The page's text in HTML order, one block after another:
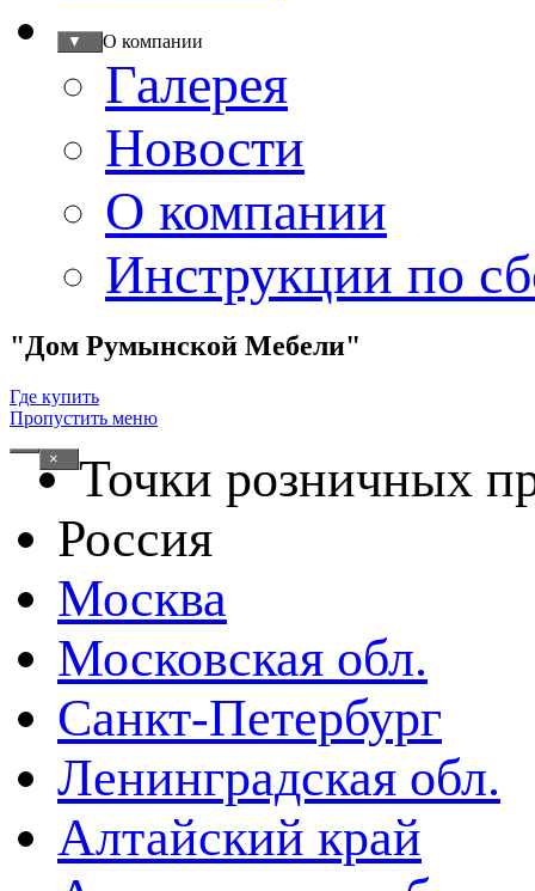
О компании
▼
Галерея
Новости
О компании
Инструкции по
"Дом Румынской Мебели"
Где купить
Пропустить меню
×
Точки розничных
Россия
Москва
Московская обл.
Санкт-Петербург
Ленинградская обл.
Алтайский край